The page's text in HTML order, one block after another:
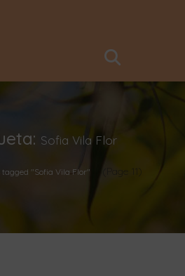
Sofia Vila Flor
tagged "Sofia Vila Flor"